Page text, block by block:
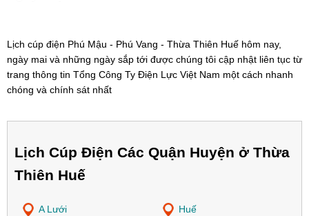
Lịch cúp điện Phú Mậu - Phú Vang - Thừa Thiên Huế hôm nay,
ngày mai và những ngày sắp tới được chúng tôi cập nhật liên tục từ
trang thông tin Tổng Công Ty Điện Lực Việt Nam một cách nhanh
chóng và chính sát nhất
Lịch Cúp Điện Các Quận Huyện ở Thừa
Thiên Huế
A Lưới
Huế